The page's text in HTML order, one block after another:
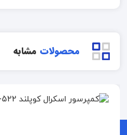
محصولات مشابه